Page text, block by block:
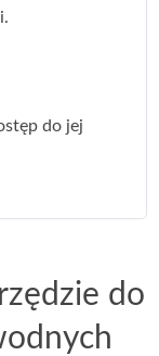
do jej
do